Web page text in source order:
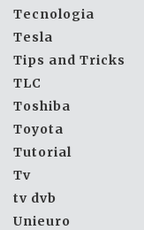
Tecnologia
Tesla
Tips and Tricks
TLC
Toshiba
Toyota
Tutorial
Tv
tv dvb
Unieuro